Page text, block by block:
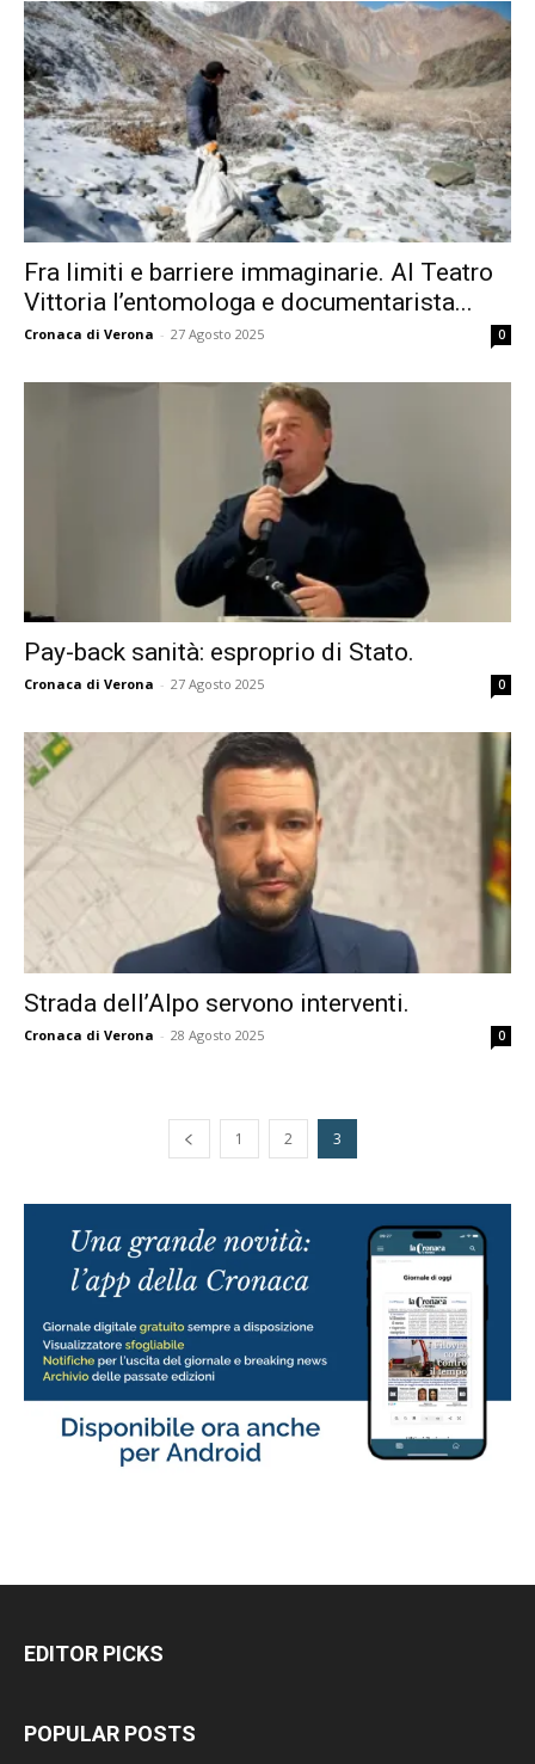
Fra limiti e barriere immaginarie. Al Teatro
Vittoria l’entomologa e documentarista...
Cronaca di Verona - 27 Agosto 2025 0
Pay-back sanità: esproprio di Stato.
Cronaca di Verona - 27 Agosto 2025 0
Strada dell’Alpo servono interventi.
Cronaca di Verona - 28 Agosto 2025 0
1 2 3
EDITOR PICKS
POPULAR POSTS